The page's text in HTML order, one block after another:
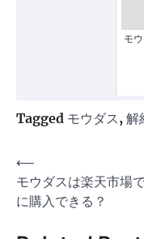
モ
Tagged モウダス, 解
投
稿
ナ
⟵
モウダスは楽天市場
に購入できる？